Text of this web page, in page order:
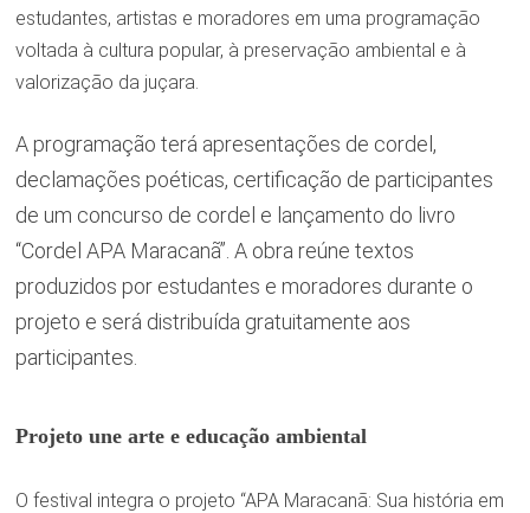
estudantes, artistas e moradores em uma programação
voltada à cultura popular, à preservação ambiental e à
valorização da juçara.
A programação terá apresentações de cordel,
declamações poéticas, certificação de participantes
de um concurso de cordel e lançamento do livro
“Cordel APA Maracanã”. A obra reúne textos
produzidos por estudantes e moradores durante o
projeto e será distribuída gratuitamente aos
participantes.
Projeto une arte e educação ambiental
O festival integra o projeto “APA Maracanã: Sua história em